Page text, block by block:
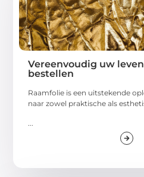
Vereenvoudig uw
bestellen
Raamfolie is een uitstekende
naar zowel praktische als